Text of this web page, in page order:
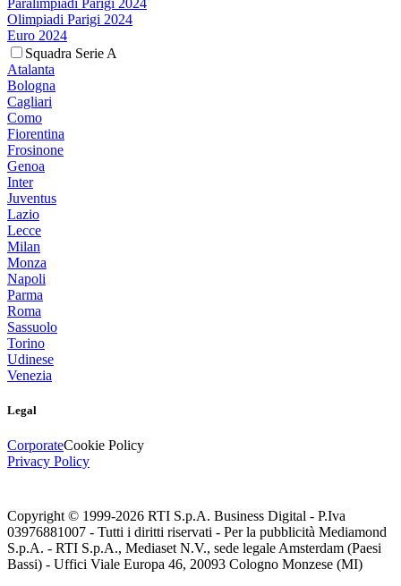
Olimpiadi Parigi 2024
Euro 2024
Squadra Serie A
Atalanta
Bologna
Cagliari
Como
Fiorentina
Frosinone
Genoa
Inter
Juventus
Lazio
Lecce
Milan
Monza
Napoli
Parma
Roma
Sassuolo
Torino
Udinese
Venezia
Legal
CorporateCookie Policy
Privacy Policy
Copyright © 1999-2026 RTI S.p.A. Business Digital - P.Iva
03976881007 - Tutti i diritti riservati - Per la pubblicità Mediamond
S.p.A. - RTI S.p.A., Mediaset N.V., sede legale Amsterdam (Paesi
Bassi) - Uffici Viale Europa 46, 20093 Cologno Monzese (MI)